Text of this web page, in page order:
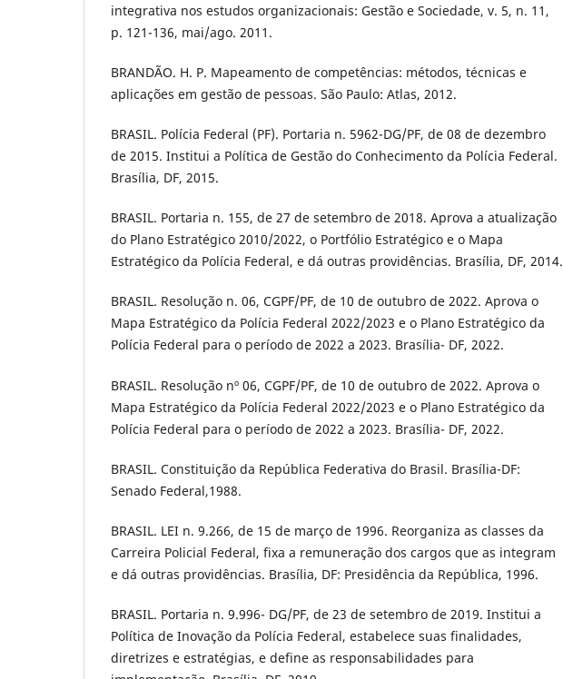
integrativa nos estudos organizacionais: Gestão e Sociedade, v. 5, n. 11,
p. 121-136, mai/ago. 2011.
BRANDÃO. H. P. Mapeamento de competências: métodos, técnicas e
aplicações em gestão de pessoas. São Paulo: Atlas, 2012.
BRASIL. Polícia Federal (PF). Portaria n. 5962-DG/PF, de 08 de dezembro
de 2015. Institui a Política de Gestão do Conhecimento da Polícia Federal.
Brasília, DF, 2015.
BRASIL. Portaria n. 155, de 27 de setembro de 2018. Aprova a atualização
do Plano Estratégico 2010/2022, o Portfólio Estratégico e o Mapa
Estratégico da Polícia Federal, e dá outras providências. Brasília, DF, 2014.
BRASIL. Resolução n. 06, CGPF/PF, de 10 de outubro de 2022. Aprova o
Mapa Estratégico da Polícia Federal 2022/2023 e o Plano Estratégico da
Polícia Federal para o período de 2022 a 2023. Brasília- DF, 2022.
BRASIL. Resolução nº 06, CGPF/PF, de 10 de outubro de 2022. Aprova o
Mapa Estratégico da Polícia Federal 2022/2023 e o Plano Estratégico da
Polícia Federal para o período de 2022 a 2023. Brasília- DF, 2022.
BRASIL. Constituição da República Federativa do Brasil. Brasília-DF:
Senado Federal,1988.
BRASIL. LEI n. 9.266, de 15 de março de 1996. Reorganiza as classes da
Carreira Policial Federal, fixa a remuneração dos cargos que as integram
e dá outras providências. Brasília, DF: Presidência da República, 1996.
BRASIL. Portaria n. 9.996- DG/PF, de 23 de setembro de 2019. Institui a
Política de Inovação da Polícia Federal, estabelece suas finalidades,
diretrizes e estratégias, e define as responsabilidades para